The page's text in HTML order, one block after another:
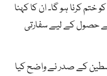
ختم کرنا ہو گا۔ ان کا کہنا
حصول کے لیے سفارتی
کے صدر نے واضح کیا